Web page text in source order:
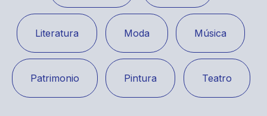
Literatura Moda Música
Patrimonio Pintura Teatro